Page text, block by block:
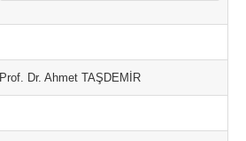
Prof. Dr. Ahmet TAŞDEMİR